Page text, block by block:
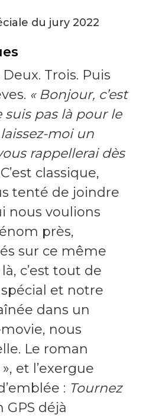
Trois. Puis
« Bonjour, c’est
suis pas là pour le
moi un
rappellerai dès
classique,
tenté de joindre
nous voulions
près,
sur ce même
c’est tout de
et notre
dans un
nous
Le roman
et l’exergue
: Tournez
déjà
du jury 2022